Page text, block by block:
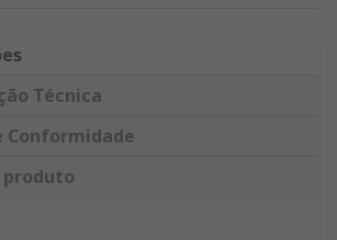
Técnica
Conformidade
produto